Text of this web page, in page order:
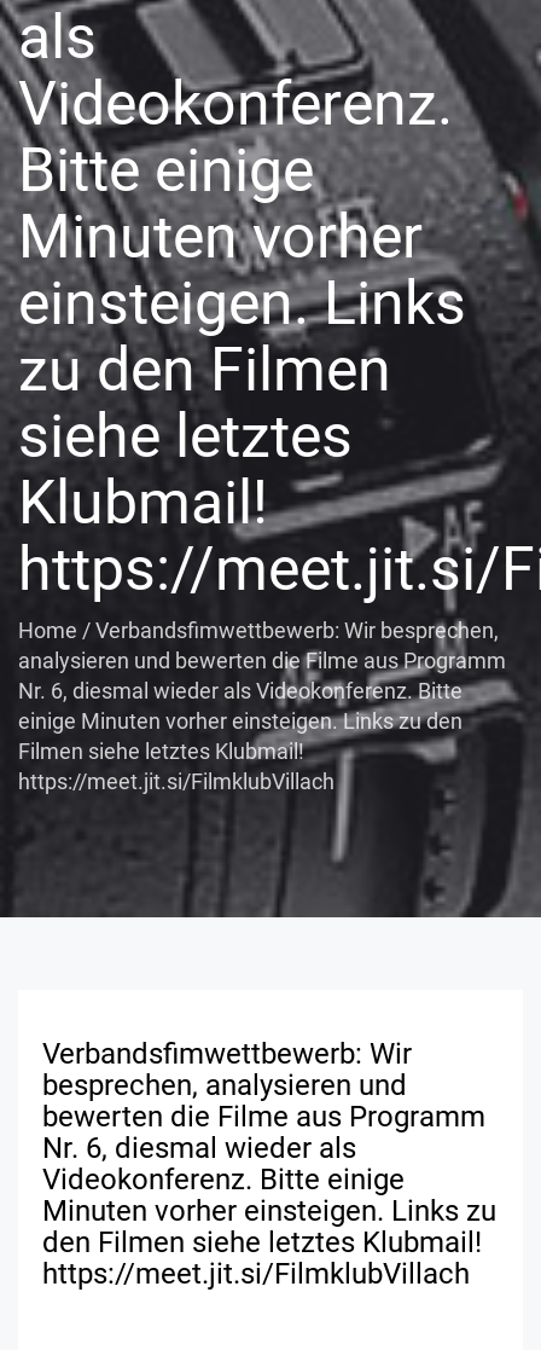
als
Videokonferenz.
Bitte einige
Minuten vorher
einsteigen. Links
zu den Filmen
siehe letztes
Klubmail!
https://meet.jit.si/
Home /Verbandsfimwettbewerb: Wir besprechen,
analysieren und bewerten die Filme aus Programm
Nr. 6, diesmal wieder als Videokonferenz. Bitte
einige Minuten vorher einsteigen. Links zu den
Filmen siehe letztes Klubmail!
https://meet.jit.si/FilmklubVillach
Verbandsfimwettbewerb: Wir
besprechen, analysieren und
bewerten die Filme aus Programm
Nr. 6, diesmal wieder als
Videokonferenz. Bitte einige
Minuten vorher einsteigen. Links zu
den Filmen siehe letztes Klubmail!
https://meet.jit.si/FilmklubVillach